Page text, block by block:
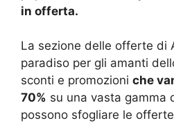
in offerta.
La sezione delle offerte di
paradiso per gli amanti
sconti e promozioni che
70% su una vasta gamma
possono sfogliare le